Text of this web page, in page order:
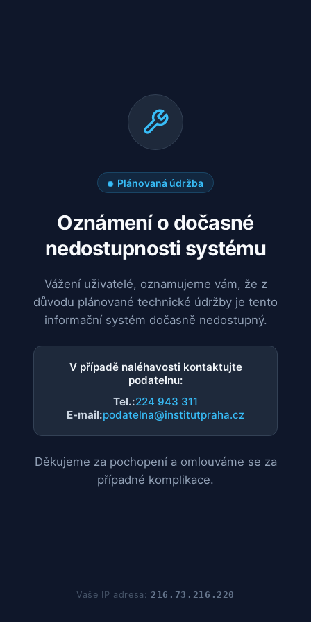
Plánovaná údržba
Oznámení o dočasné
nedostupnosti systému
Vážení uživatelé, oznamujeme vám, že z
důvodu plánované technické údržby je tento
informační systém dočasně nedostupný.
V případě naléhavosti kontaktujte
podatelnu:
Tel.:224 943 311
E-mail:podatelna@institutpraha.cz
Děkujeme za pochopení a omlouváme se za
případné komplikace.
Vaše IP adresa:216.73.216.220